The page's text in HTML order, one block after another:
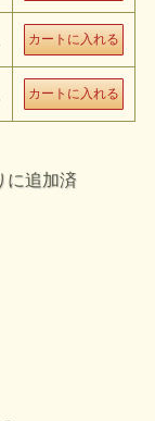
。 シルエットの
することで実現し
因となりますので
単品洗いで行っ
に追加済